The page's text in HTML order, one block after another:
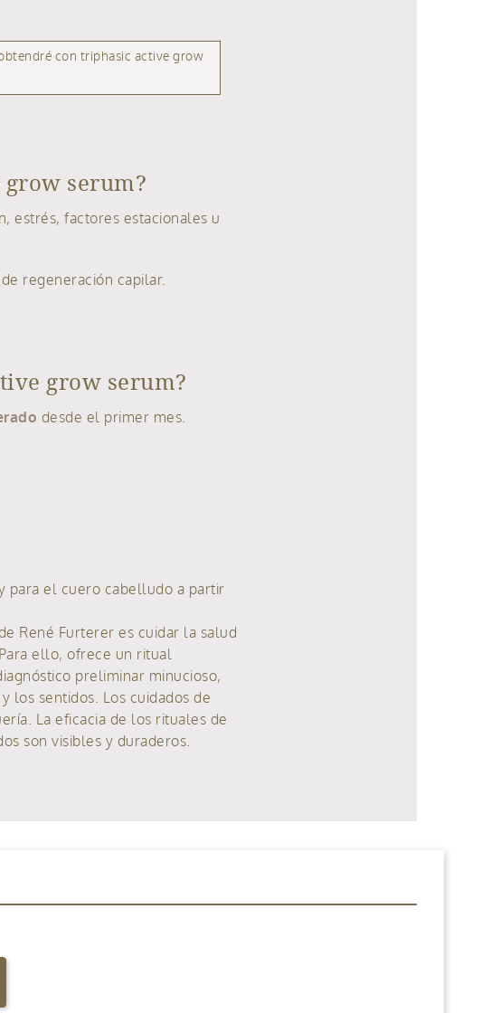
con triphasic active grow
serum?
estrés, factores estacionales u
regeneración capilar.
grow serum?
desde el primer mes.
para el cuero cabelludo a partir
René Furterer es cuidar la salud
ello, ofrece un ritual
preliminar minucioso,
los sentidos. Los cuidados de
La eficacia de los rituales de
son visibles y duraderos.